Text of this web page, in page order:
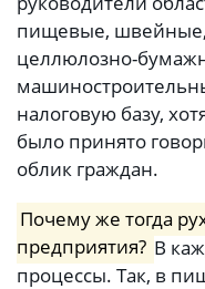
пищевые,
целлюлозно-
налоговую базу,
было принято
облик граждан.
Почему же тогда
предприятия? В
процессы. Так, в